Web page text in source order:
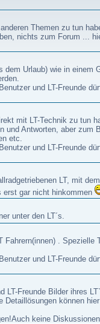
Themen zu tun
nichts zum Forum ...
dem Urlaub) wie in einem
und LT-Freunde
mit LT-Technik zu tun
und Antworten, aber zum
etc.
und LT-Freunde
LT, mit
erst gar nicht hinkommen
unter den LT´s.
Fahrern(innen) . Spezielle
und LT-Freunde
LT-Freunde Bilder ihres
Detaillösungen können
keine